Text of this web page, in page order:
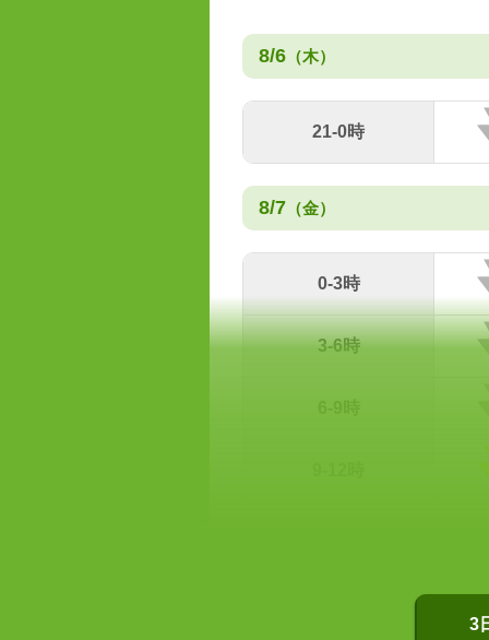
8/6 （木）
21-0時
8/7 （金）
0-3時
3-6時
3